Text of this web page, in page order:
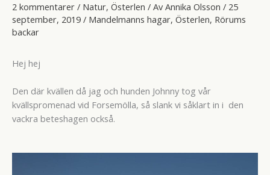
2 kommentarer / Natur, Österlen / Av Annika Olsson / 25
september, 2019 / Mandelmanns hagar, Österlen, Rörums
backar
Hej hej
Den där kvällen då jag och hunden Johnny tog vår
kvällspromenad vid Forsemölla, så slank vi såklart in i den
vackra beteshagen också.